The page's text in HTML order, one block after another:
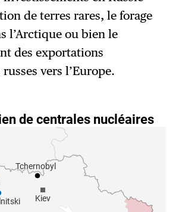
de terres rares, le forage
l’Arctique ou bien le
des exportations
vers l’Europe.